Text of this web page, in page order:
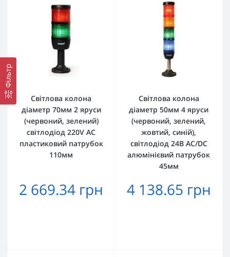
Фільтр
Світлова колона
діаметр 70мм 2 яруси
(червоний, зелений)
світлодіод 220V AC
пластиковий патрубок
110мм
2 669.34 грн
Світлова колона
діаметр 50мм 4 яруси
(червоний, зелений,
жовтий, синій),
світлодіод 24В AC/DC
алюмінієвий патрубок
45мм
4 138.65 грн